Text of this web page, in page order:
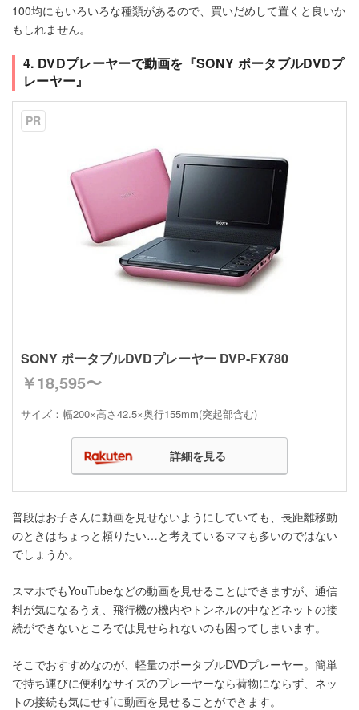
100均にもいろいろな種類があるので、買いだめして置くと良いか
もしれません。
4. DVDプレーヤーで動画を『SONY ポータブルDVDプ
レーヤー』
PR
SONY ポータブルDVDプレーヤー DVP‐FX780
￥18,595〜
サイズ：幅200×高さ42.5×奥行155mm(突起部含む)
詳細を見る
普段はお子さんに動画を見せないようにしていても、長距離移動
のときはちょっと頼りたい…と考えているママも多いのではない
でしょうか。
スマホでもYouTubeなどの動画を見せることはできますが、通信
料が気になるうえ、飛行機の機内やトンネルの中などネットの接
続ができないところでは見せられないのも困ってしまいます。
そこでおすすめなのが、軽量のポータブルDVDプレーヤー。簡単
で持ち運びに便利なサイズのプレーヤーなら荷物にならず、ネッ
トの接続も気にせずに動画を見せることができます。